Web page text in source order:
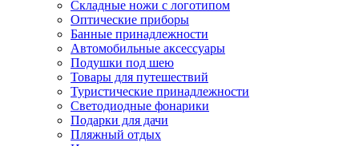
Складные ножи с логотипом
Оптические приборы
Банные принадлежности
Автомобильные аксессуары
Подушки под шею
Товары для путешествий
Туристические принадлежности
Светодиодные фонарики
Подарки для дачи
Пляжный отдых